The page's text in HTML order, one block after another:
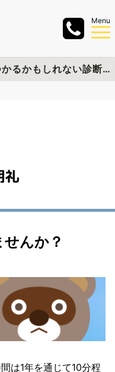
Menu
5秒で分かる？必要な保険が見つかるかもしれない診断チャートを作成しました
んか？
は1年を通じて10分程